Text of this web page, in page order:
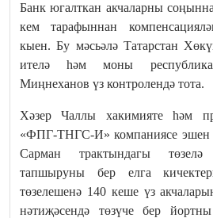
Банк югалткан акчаларны
кем тарафыннан
кыен. Бу мәсьәлә Татарстан
ителә һәм моны
Миңнеханов үз контролендә тота.
Хәзер Чаллы хакимияте һәм
«ФПГ-ТНГС-И» компаниясе эшен
Сарман трактындагы
тапшыруны бер елга
төзелешенә 140 кеше үз
нәтиҗәсендә төзүче бер йортны